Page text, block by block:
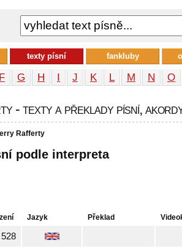
F G H I J K L M N O
- texty a překlady písní,
Rafferty
podle interpreta
Jazyk Překlad
528
texty písní fankluby